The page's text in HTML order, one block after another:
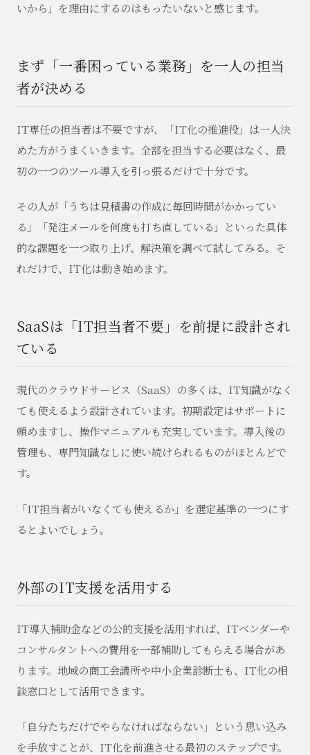
いから」を理由にするのはもったいないと感じます。
まず「一番困っている業務」を一人の担当
者が決める
IT専任の担当者は不要ですが、「IT化の推進役」は一人決
めた方がうまくいきます。全部を担当する必要はなく、最
初の一つのツール導入を引っ張るだけで十分です。
その人が「うちは見積書の作成に毎回時間がかかってい
る」「発注メールを何度も打ち直している」といった具体
的な課題を一つ取り上げ、解決策を調べて試してみる。そ
れだけで、IT化は動き始めます。
SaaSは「IT担当者不要」を前提に設計され
ている
現代のクラウドサービス（SaaS）の多くは、IT知識がなく
ても使えるよう設計されています。初期設定はサポートに
頼めますし、操作マニュアルも充実しています。導入後の
管理も、専門知識なしに使い続けられるものがほとんどで
す。
「IT担当者がいなくても使えるか」を選定基準の一つにす
るとよいでしょう。
外部のIT支援を活用する
IT導入補助金などの公的支援を活用すれば、ITベンダーや
コンサルタントへの費用を一部補助してもらえる場合があ
ります。地域の商工会議所や中小企業診断士も、IT化の相
談窓口として活用できます。
「自分たちだけでやらなければならない」という思い込み
を手放すことが、IT化を前進させる最初のステップです。